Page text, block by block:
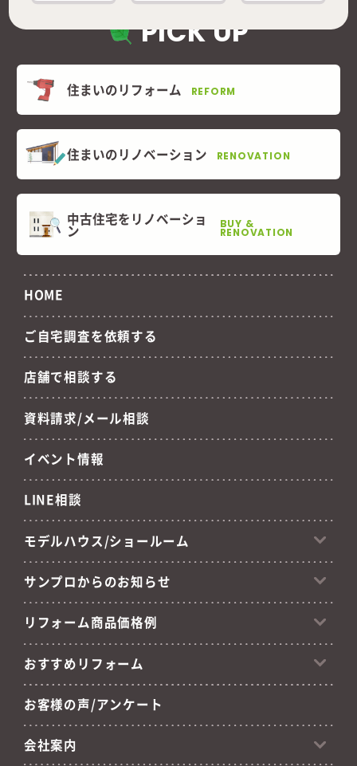
PICK UP
住まいのリフォーム REFORM
住まいのリノベーション RENOVATION
中古住宅をリノベーショ
ン BUY &
RENOVATION
HOME
ご自宅調査を依頼する
店舗で相談する
資料請求/メール相談
イベント情報
LINE相談
モデルハウス/ショールーム
サンプロからのお知らせ
リフォーム商品価格例
おすすめリフォーム
お客様の声/アンケート
会社案内